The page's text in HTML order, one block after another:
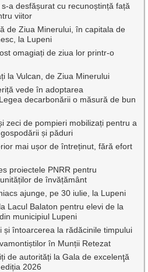
a desfășurat cu recunoștință față
viitor
de Ziua Minerului, în capitala de
la Lupeni
omagiați de ziua lor printr-o
la Vulcan, de Ziua Minerului
vede în adoptarea
decarbonării o măsură de bun
zeci de pompieri mobilizați pentru a
și păduri
mai ușor de întreținut, fără efort
proiectele PNRR pentru
de învățământ
ajunge, pe 30 iulie, la Lupeni
Lacul Balaton pentru elevi de la
municipiul Lupeni
și întoarcerea la rădăcinile timpului
în Munții Retezat
de autorități la Gala de excelenţă
2026